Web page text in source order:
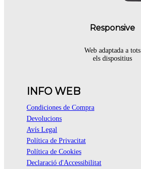
Responsive
Web adaptada a tots
els dispositius
INFO WEB
Condiciones de Compra
Devolucions
Avís Legal
Política de Privacitat
Política de Cookies
Declaració d'Accessibilitat